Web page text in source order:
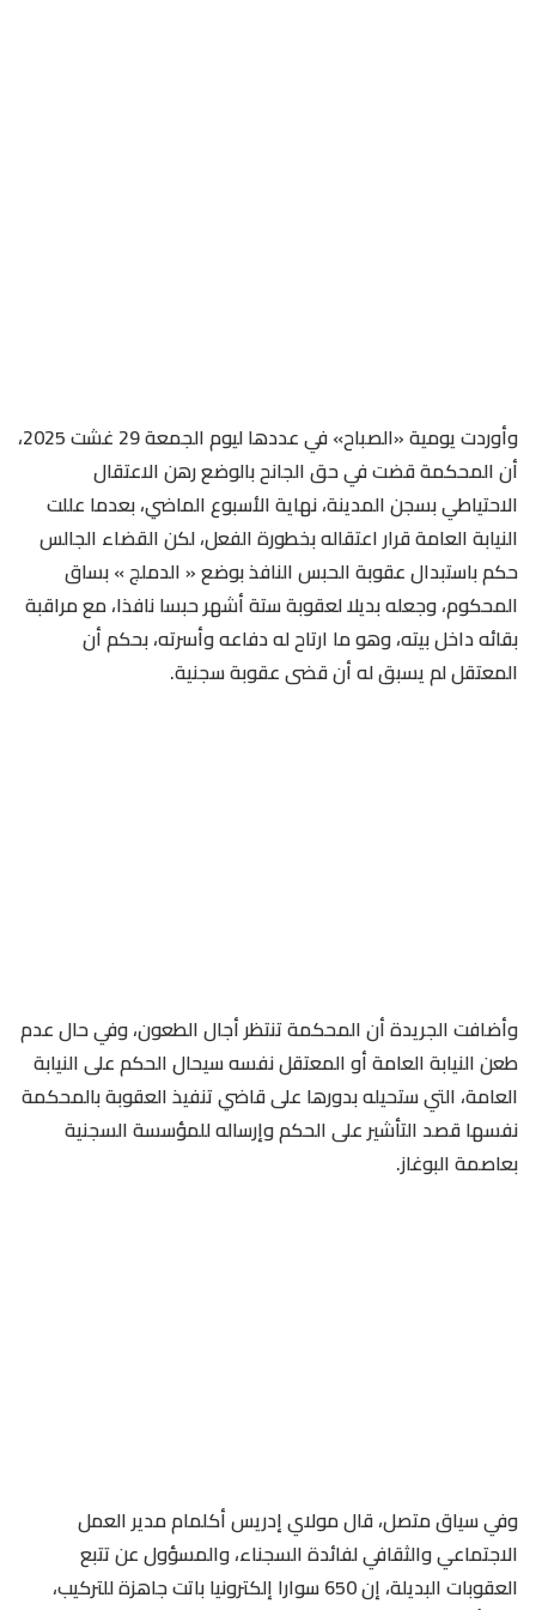
وأوردت يومية «الصباح» في عددها ليوم الجمعة 29 غشت 2025،
أن المحكمة قضت في حق الجانح بالوضع رهن الاعتقال
الاحتياطي بسجن المدينة، نهاية الأسبوع الماضي، بعدما عللت
النيابة العامة قرار اعتقاله بخطورة الفعل، لكن القضاء الجالس
حكم باستبدال عقوبة الحبس النافذ بوضع « الدملج » بساق
المحكوم، وجعله بديلا لعقوبة ستة أشهر حبسا نافذا، مع مراقبة
بقائه داخل بيته، وهو ما ارتاح له دفاعه وأسرته، بحكم أن
المعتقل لم يسبق له أن قضى عقوبة سجنية.
وأضافت الجريدة أن المحكمة تنتظر أجال الطعون، وفي حال عدم
طعن النيابة العامة أو المعتقل نفسه سيحال الحكم على النيابة
العامة، التي ستحيله بدورها على قاضي تنفيذ العقوبة بالمحكمة
نفسها قصد التأشير على الحكم وإرساله للمؤسسة السجنية
بعاصمة البوغاز.
وفي سياق متصل، قال مولاي إدريس أكلمام مدير العمل
الاجتماعي والثقافي لفائدة السجناء، والمسؤول عن تتبع
العقوبات البديلة، إن 650 سوارا إلكترونيا باتت جاهزة للتركيب،